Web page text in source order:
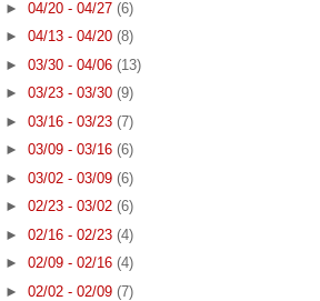
► 04/20 - 04/27 (6)
► 04/13 - 04/20 (8)
► 03/30 - 04/06 (13)
► 03/23 - 03/30 (9)
► 03/16 - 03/23 (7)
► 03/09 - 03/16 (6)
► 03/02 - 03/09 (6)
► 02/23 - 03/02 (6)
► 02/16 - 02/23 (4)
► 02/09 - 02/16 (4)
► 02/02 - 02/09 (7)